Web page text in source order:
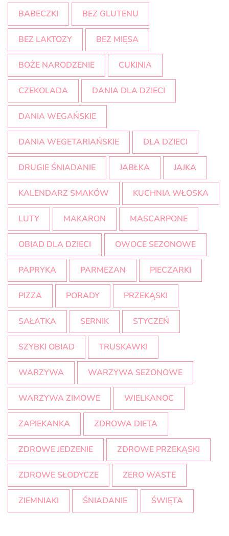
BABECZKI BEZ GLUTENU
BEZ LAKTOZY BEZ MIĘSA
BOŻE NARODZENIE CUKINIA
CZEKOLADA DANIA DLA DZIECI
DANIA WEGAŃSKIE
DANIA WEGETARIAŃSKIE DLA DZIECI
DRUGIE ŚNIADANIE JABŁKA JAJKA
KALENDARZ SMAKÓW KUCHNIA WŁOSKA
LUTY MAKARON MASCARPONE
OBIAD DLA DZIECI OWOCE SEZONOWE
PAPRYKA PARMEZAN PIECZARKI
PIZZA PORADY PRZEKĄSKI
SAŁATKA SERNIK STYCZEŃ
SZYBKI OBIAD TRUSKAWKI
WARZYWA WARZYWA SEZONOWE
WARZYWA ZIMOWE WIELKANOC
ZAPIEKANKA ZDROWA DIETA
ZDROWE JEDZENIE ZDROWE PRZEKĄSKI
ZDROWE SŁODYCZE ZERO WASTE
ZIEMNIAKI ŚNIADANIE ŚWIĘTA